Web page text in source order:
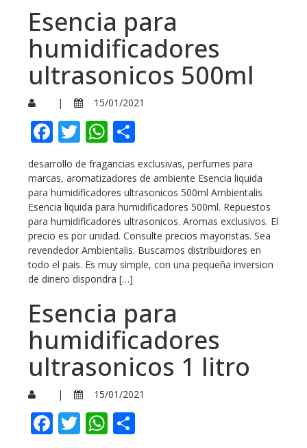
Esencia para
humidificadores
ultrasonicos 500ml
| 15/01/2021
Facebook
TwitterWhatsApp
desarrollo de fragancias exclusivas, perfumes para
marcas, aromatizadores de ambiente Esencia liquida
para humidificadores ultrasonicos 500ml Ambientalis
Esencia liquida para humidificadores 500ml. Repuestos
para humidificadores ultrasonicos. Aromas exclusivos. El
precio es por unidad. Consulte precios mayoristas. Sea
revendedor Ambientalis. Buscamos distribuidores en
todo el pais. Es muy simple, con una pequeña inversion
de dinero dispondra […]
Esencia para
humidificadores
ultrasonicos 1 litro
| 15/01/2021
Facebook
TwitterWhatsApp